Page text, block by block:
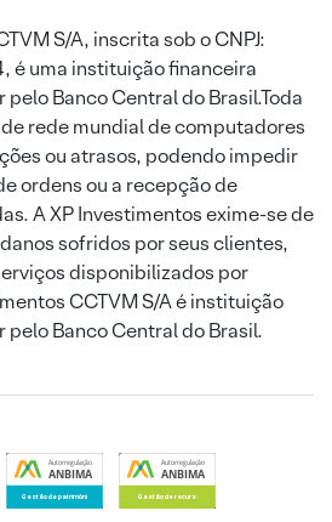
S/A, inscrita sob o CNPJ:
uma instituição financeira
Banco Central do Brasil.Toda
rede mundial de computadores
ou atrasos, podendo impedir
ordens ou a recepção de
A XP Investimentos exime-se de
sofridos por seus clientes,
disponibilizados por
CCTVM S/A é instituição
Banco Central do Brasil.